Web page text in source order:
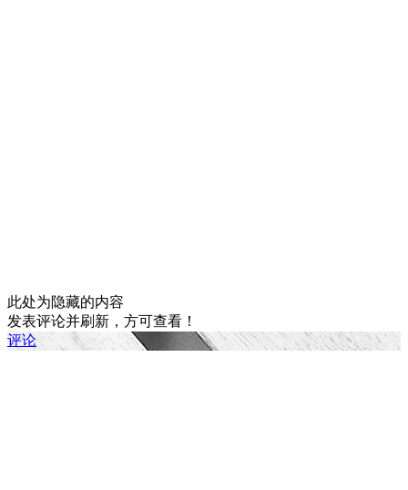
此处为隐藏的内容
发表评论并刷新，方可查看！
评论